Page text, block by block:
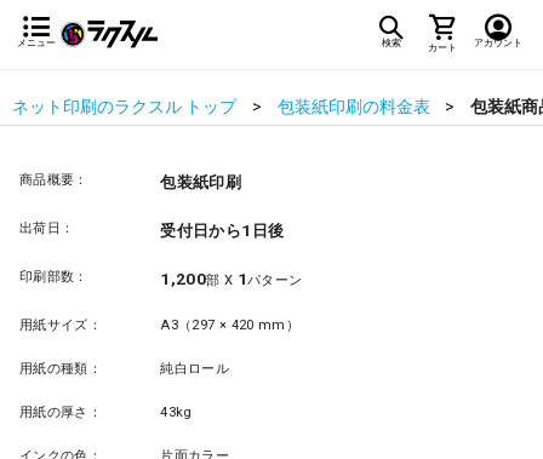
メニュー 検索 カート アカウント
ネット印刷のラクスル トップ 包装紙印刷の料金表 包装紙商
商品概要： 包装紙印刷
出荷日： 受付日から1日後
印刷部数： 1,200部 X 1パターン
用紙サイズ： A3（297 × 420 mm）
用紙の種類： 純白ロール
用紙の厚さ： 43kg